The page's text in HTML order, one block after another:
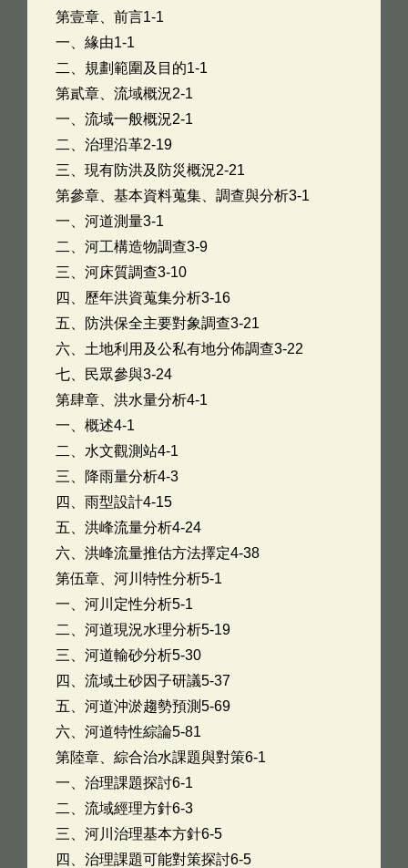
第壹章、前言1-1
一、緣由1-1
二、規劃範圍及目的1-1
第貳章、流域概況2-1
一、流域一般概況2-1
二、治理沿革2-19
三、現有防洪及防災概況2-21
第參章、基本資料蒐集、調查與分析3-1
一、河道測量3-1
二、河工構造物調查3-9
三、河床質調查3-10
四、歷年洪資蒐集分析3-16
五、防洪保全主要對象調查3-21
六、土地利用及公私有地分佈調查3-22
七、民眾參與3-24
第肆章、洪水量分析4-1
一、概述4-1
二、水文觀測站4-1
三、降雨量分析4-3
四、雨型設計4-15
五、洪峰流量分析4-24
六、洪峰流量推估方法擇定4-38
第伍章、河川特性分析5-1
一、河川定性分析5-1
二、河道現況水理分析5-19
三、河道輸砂分析5-30
四、流域土砂因子研議5-37
五、河道沖淤趨勢預測5-69
六、河道特性綜論5-81
第陸章、綜合治水課題與對策6-1
一、治理課題探討6-1
二、流域經理方針6-3
三、河川治理基本方針6-5
四、治理課題可能對策探討6-5